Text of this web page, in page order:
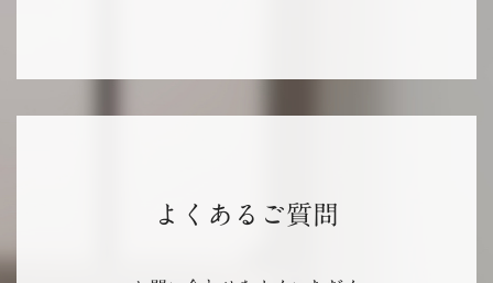
よくあるご質問